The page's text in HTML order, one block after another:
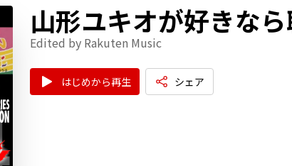
山形ユキオが好きな
Edited by Rakuten Music
はじめから再生 シェア